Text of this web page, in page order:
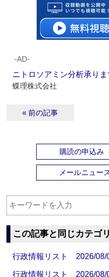
‐AD‐
ニトロソアミン分析承り
蝶理株式会社
« 前の記事
購読の申込み
メールニュー
この記事と同じカテゴ
行政情報リスト 2026/08/
行政情報リスト 2026/08/